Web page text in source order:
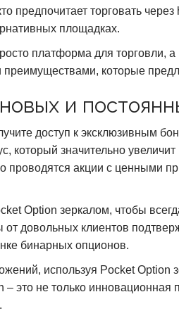
предпочитает торговать
площадках.
платформа для торговли,
преимуществами, которые
и
доступ к эксклюзивным
который значительно
проводятся акции с ценными
Option зеркалом, чтобы
от довольных клиентов
бинарных опционов.
используя Pocket Option
– это не только